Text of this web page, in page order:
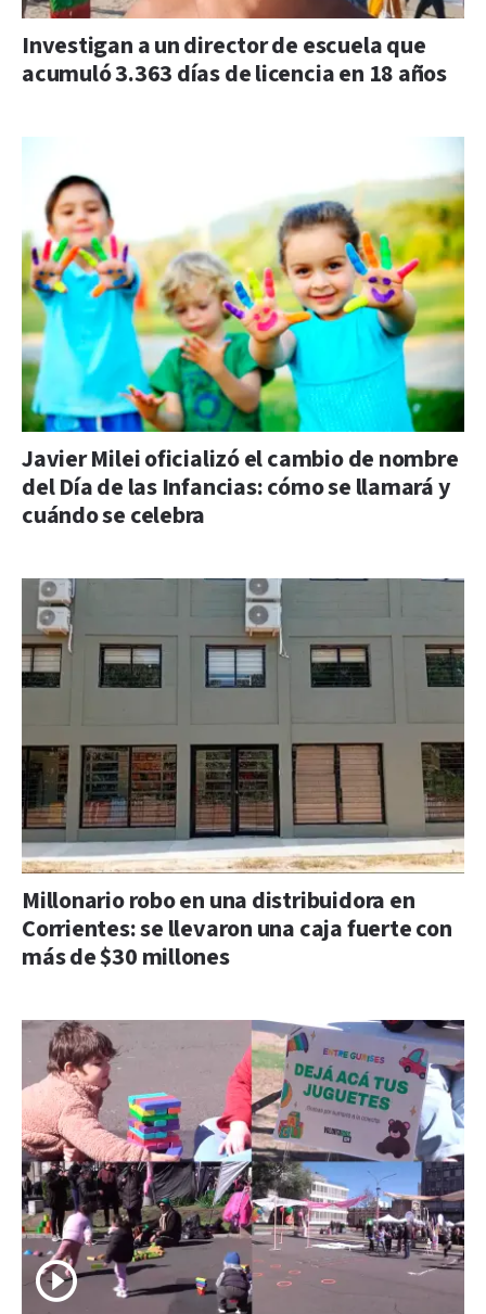
Investigan a un director de escuela que
acumuló 3.363 días de licencia en 18 años
Javier Milei oficializó el cambio de nombre
del Día de las Infancias: cómo se llamará y
cuándo se celebra
Millonario robo en una distribuidora en
Corrientes: se llevaron una caja fuerte con
más de $30 millones